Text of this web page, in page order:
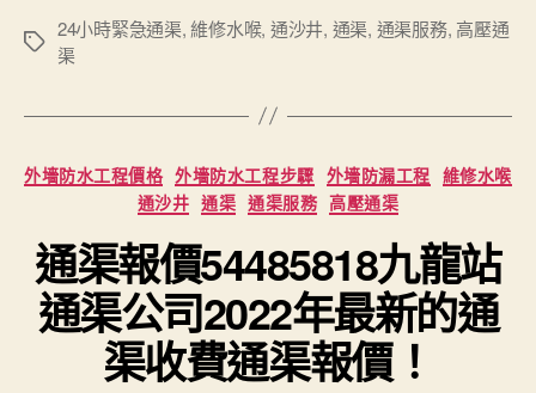
Tags
24小時緊急通渠,維修水喉, 通沙井, 通渠, 通渠服務, 高壓通
渠
Categories
外墻防水工程價格 外墻防水工程步驟 外墻防漏工程 維修水喉
通沙井 通渠 通渠服務 高壓通渠
通渠報價54485818九龍站
通渠公司2022年最新的通
渠收費通渠報價！